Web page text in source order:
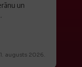
un
augusts 2026.